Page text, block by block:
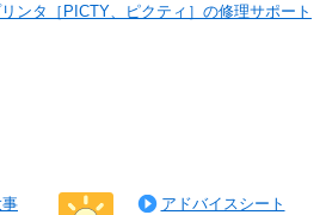
ンタ［PICTY、ピクティ］の修理サポート
事
アドバイスシート